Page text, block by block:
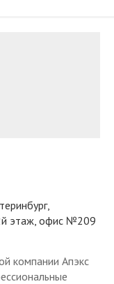
этаж, офис №209
компании Апэкс